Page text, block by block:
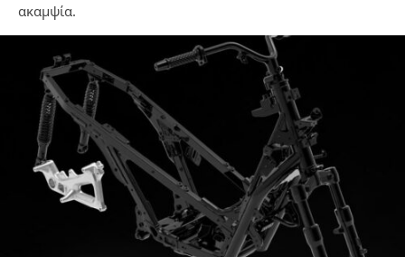
ακαμψία.